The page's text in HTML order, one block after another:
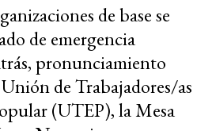
de base se
de emergencia
pronunciamiento
de Trabajadores/as
(UTEP), la Mesa